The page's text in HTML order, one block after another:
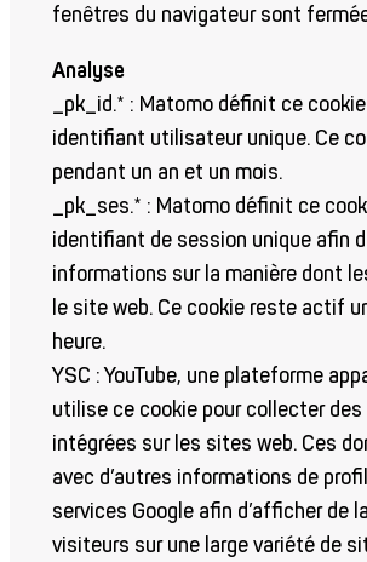
fenêtres du navigateur sont
Analyse
_pk_id.* : Matomo définit ce
identifiant utilisateur unique. Ce
pendant un an et un mois.
_pk_ses.* : Matomo définit ce
identifiant de session unique afin
informations sur la manière dont
le site web. Ce cookie reste actif
heure.
YSC : YouTube, une plateforme
utilise ce cookie pour collecter
intégrées sur les sites web. Ces
avec d’autres informations de
services Google afin d’afficher de
visiteurs sur une large variété de